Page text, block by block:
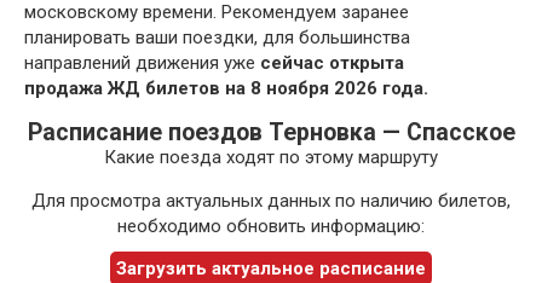
московскому времени. Рекомендуем заранее
планировать ваши поездки, для большинства
направлений движения уже сейчас открыта
продажа ЖД билетов на 8 ноября 2026 года.
Расписание поездов Терновка — Спасское
Какие поезда ходят по этому маршруту
Для просмотра актуальных данных по наличию билетов,
необходимо обновить информацию:
Загрузить актуальное расписание